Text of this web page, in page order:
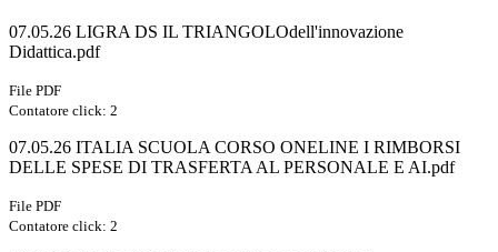
07.05.26 LIGRA DS IL TRIANGOLOdell'innovazione
Didattica.pdf
File PDF
Contatore click: 2
07.05.26 ITALIA SCUOLA CORSO ONELINE I RIMBORSI
DELLE SPESE DI TRASFERTA AL PERSONALE E AI.pdf
File PDF
Contatore click: 2